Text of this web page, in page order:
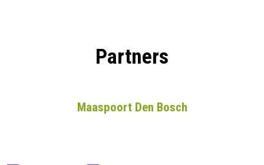
Partners
Maaspoort Den Bosch